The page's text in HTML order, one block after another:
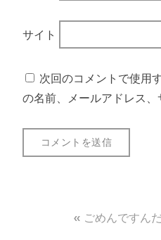
サイト
次回のコメントで使用
の名前、メールアドレス、
ごめんですん